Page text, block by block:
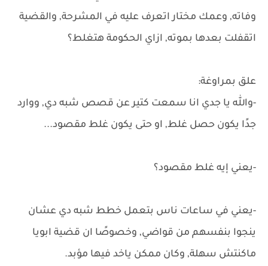
وفاته, وعمك مختار اتعرف عليه في المشرحة, والقضية
اتقفلت بعدها بموته, ازاي الحكومة هتغلط؟
علق بمراوغة:
-والله يا جدي انا سمعت كتير عن قصص شبه دي, ووارد
جدًا يكون حصل غلط, او حتى يكون غلط مقصود...
-يعني إيه غلط مقصود؟
-يعني في ساعات ناس بتعمل خطط شبه دي عشان
ينجوا بنفسهم من قواضي, وخصوصًا ان قضية ابويا
ماكنتش سهلة, وكان ممكن ياخد فيها مؤبد.